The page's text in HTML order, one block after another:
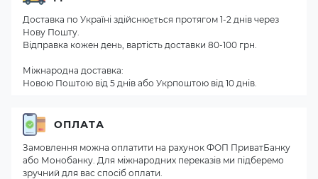
Доставка по Україні здійснюється протягом 1-2 днів через
Нову Пошту.
Відправка кожен день, вартість доставки 80-100 грн.
Міжнародна доставка:
Новою Поштою від 5 днів або Укрпоштою від 10 днів.
ОПЛАТА
Замовлення можна оплатити на рахунок ФОП ПриватБанку
або Монобанку. Для міжнародних переказів ми підберемо
зручний для вас спосіб оплати.